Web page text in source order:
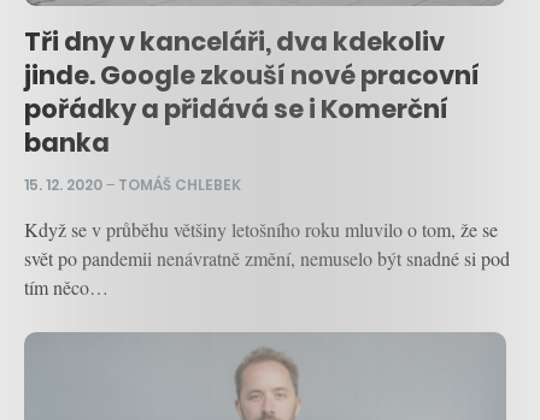
Tři dny v kanceláři, dva kdekoliv
jinde. Google zkouší nové pracovní
pořádky a přidává se i Komerční
banka
15. 12. 2020– TOMÁŠ CHLEBEK
Když se v průběhu většiny letošního roku mluvilo o tom, že se
svět po pandemii nenávratně změní, nemuselo být snadné si pod
tím něco…